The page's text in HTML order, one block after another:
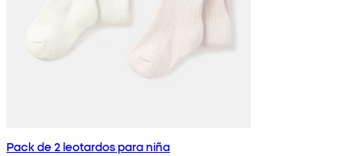
Pack de 2 leotardos para niña